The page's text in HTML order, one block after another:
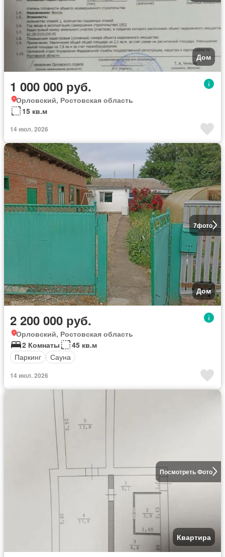
Дом
1 000 000 руб.
Орловский, Ростовская область
15 кв.м
14 июл. 2026
7фото
Дом
2 200 000 руб.
Орловский, Ростовская область
2 Комнаты
45 кв.м
Паркинг
Сауна
14 июл. 2026
Посмотреть Фото
Квартира